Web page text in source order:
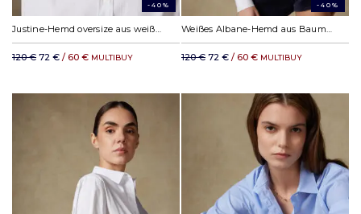
-40%
Justine-Hemd oversize aus weißem Piqué
120 € 72 € / 60 € MULTIBUY
-40%
Weißes Albane-Hemd aus Baumwolle & Lyocell
120 € 72 € / 60 € MULTIBUY